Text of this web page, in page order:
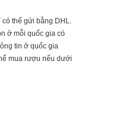
thể gửi bằng DHL.
ở mỗi quốc gia có
tin ở quốc gia
mua rượu nếu dưới